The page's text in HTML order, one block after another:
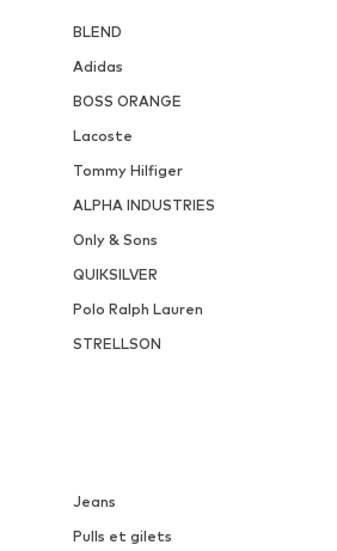
BLEND
Adidas
BOSS ORANGE
Lacoste
Tommy Hilfiger
ALPHA INDUSTRIES
Only & Sons
QUIKSILVER
Polo Ralph Lauren
STRELLSON
Jeans
Pulls et gilets